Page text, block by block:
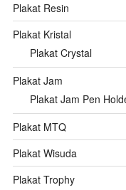
Plakat Resin
Plakat Kristal
Plakat Crystal
Plakat Jam
Plakat Jam Pen
Plakat MTQ
Plakat Wisuda
Plakat Trophy